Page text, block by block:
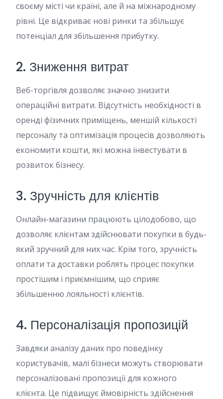
своєму місті чи країні, але й на міжнародному
рівні. Це відкриває нові ринки та збільшує
потенціал для збільшення прибутку.
2. Зниження витрат
Веб-торгівля дозволяє значно знизити
операційні витрати. Відсутність необхідності в
оренді фізичних приміщень, меншій кількості
персоналу та оптимізація процесів дозволяють
економити кошти, які можна інвестувати в
розвиток бізнесу.
3. Зручність для клієнтів
Онлайн-магазини працюють цілодобово, що
дозволяє клієнтам здійснювати покупки в будь-
який зручний для них час. Крім того, зручність
оплати та доставки роблять процес покупки
простішим і приємнішим, що сприяє
збільшенню лояльності клієнтів.
4. Персоналізація пропозицій
Завдяки аналізу даних про поведінку
користувачів, малі бізнеси можуть створювати
персоналізовані пропозиції для кожного
клієнта. Це підвищує ймовірність здійснення